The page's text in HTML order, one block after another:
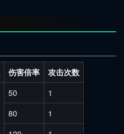
伤害倍率 攻击次数
50
1
80
1